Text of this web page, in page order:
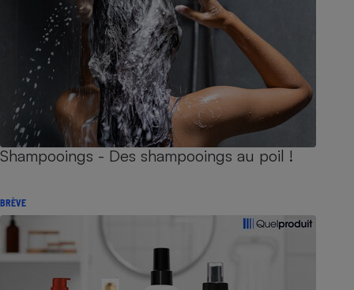
Shampooings - Des shampooings au poil !
BRÈVE